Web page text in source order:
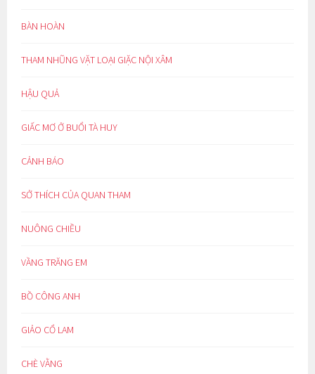
BÀN HOÀN
THAM NHŨNG VẶT LOẠI GIẶC NỘI XÂM
HẬU QUẢ
GIẤC MƠ Ở BUỔI TÀ HUY
CẢNH BÁO
SỞ THÍCH CỦA QUAN THAM
NUÔNG CHIỀU
VẦNG TRĂNG EM
BỒ CÔNG ANH
GIẢO CỔ LAM
CHÈ VẰNG